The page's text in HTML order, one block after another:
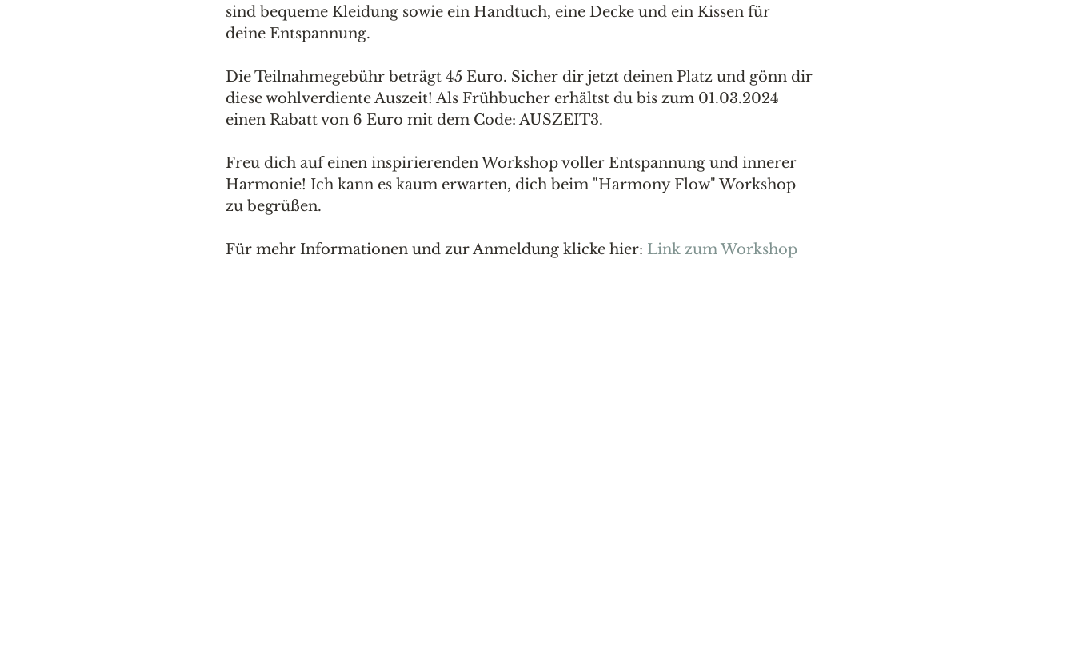
sind bequeme Kleidung sowie ein Handtuch, eine Decke und ein Kissen für
deine Entspannung.
Die Teilnahmegebühr beträgt 45 Euro. Sicher dir jetzt deinen Platz und gönn dir
diese wohlverdiente Auszeit! Als Frühbucher erhältst du bis zum 01.03.2024
einen Rabatt von 6 Euro mit dem Code: AUSZEIT3.
Freu dich auf einen inspirierenden Workshop voller Entspannung und innerer
Harmonie! Ich kann es kaum erwarten, dich beim "Harmony Flow" Workshop
zu begrüßen.
Für mehr Informationen und zur Anmeldung klicke hier: Link zum Workshop